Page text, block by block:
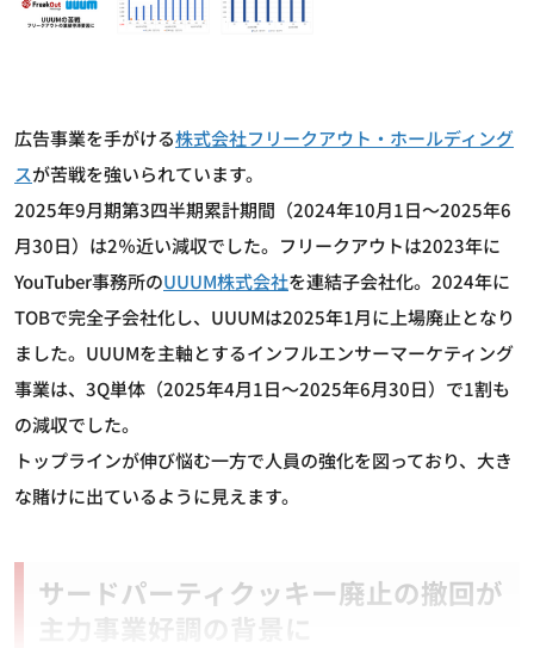
広告事業を手がける株式会社フリークアウト・ホールディング
スが苦戦を強いられています。
2025年9月期第3四半期累計期間（2024年10月1日～2025年6
月30日）は2％近い減収でした。フリークアウトは2023年に
YouTuber事務所のUUUM株式会社を連結子会社化。2024年に
TOBで完全子会社化し、UUUMは2025年1月に上場廃止となり
ました。UUUMを主軸とするインフルエンサーマーケティング
事業は、3Q単体（2025年4月1日～2025年6月30日）で1割も
の減収でした。
トップラインが伸び悩む一方で人員の強化を図っており、大き
な賭けに出ているように見えます。
サードパーティクッキー廃止の撤回が
主力事業好調の背景に